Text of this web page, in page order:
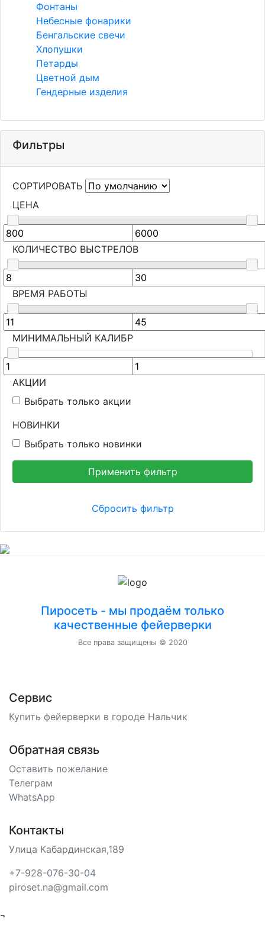
Фонтаны
Небесные фонарики
Бенгальские свечи
Хлопушки
Петарды
Цветной дым
Гендерные изделия
Фильтры
СОРТИРОВАТЬ
ЦЕНА
КОЛИЧЕСТВО ВЫСТРЕЛОВ
ВРЕМЯ РАБОТЫ
МИНИМАЛЬНЫЙ КАЛИБР
АКЦИИ
Выбрать только акции
НОВИНКИ
Выбрать только новинки
Пиросеть - мы продаём только
качественные фейерверки
Все права защищены © 2020
Сервис
Купить фейерверки в городе Нальчик
Обратная связь
Оставить пожелание
Телеграм
WhatsApp
Контакты
Улица Кабардинская,189
+7-928-076-30-04
piroset.na@gmail.com
¬